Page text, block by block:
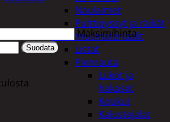
Naulaimet
Pulttipyssyt ja räikät
Rakennusmateriaalit
Listat
Pienrauta
Lukot ja
hakaset
Koukut
Kalustejalat
Maksimihinta
Suodata